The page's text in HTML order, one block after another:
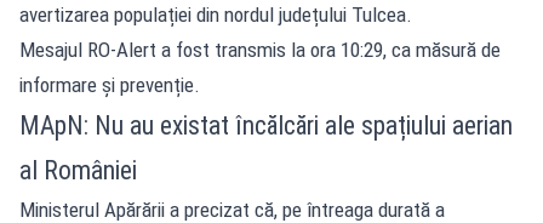
avertizarea populației din nordul județului Tulcea.
Mesajul RO-Alert a fost transmis la ora 10:29, ca măsură de
informare și prevenție.
MApN: Nu au existat încălcări ale spațiului aerian
al României
Ministerul Apărării a precizat că, pe întreaga durată a